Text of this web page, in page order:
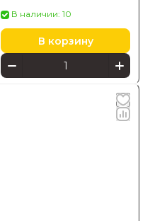
(90YE00N0B0NA00)
В наличии: 10
В корзину